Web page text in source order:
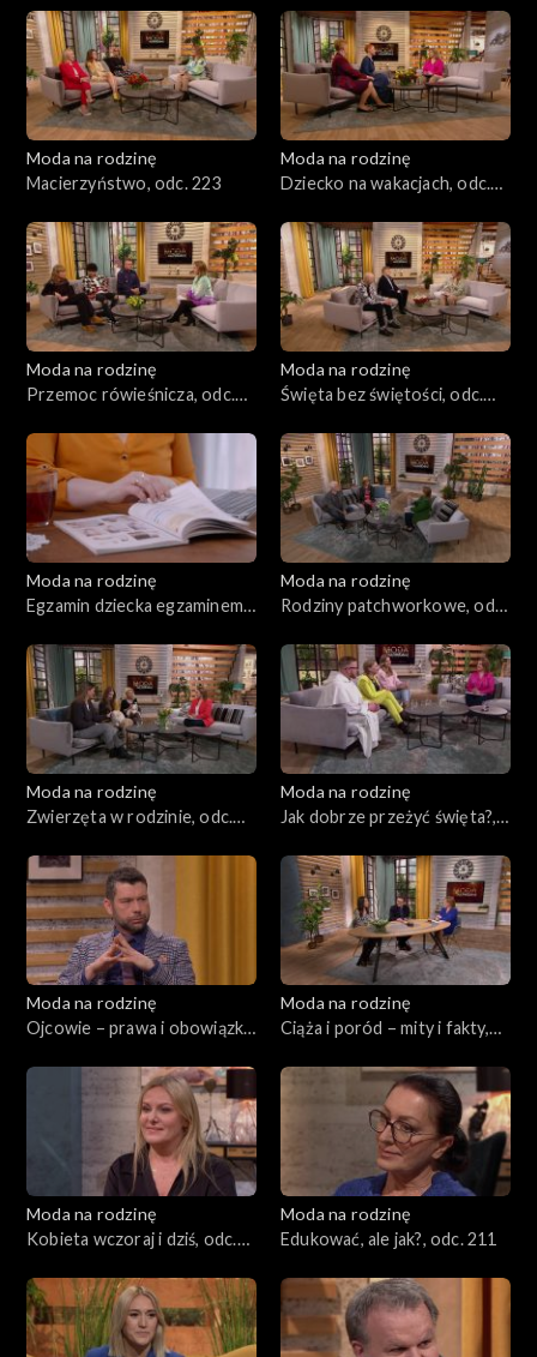
Moda na rodzinę
Macierzyństwo, odc. 223
Moda na rodzinę
Dziecko na wakacjach, odc.
Moda na rodzinę
Przemoc rówieśnicza, odc.
Moda na rodzinę
Święta bez świętości, odc.
Moda na rodzinę
Egzamin dziecka egzaminem
Moda na rodzinę
Rodziny patchworkowe, odc.
Moda na rodzinę
Zwierzęta w rodzinie, odc.
Moda na rodzinę
Jak dobrze przeżyć święta?,
Moda na rodzinę
Ojcowie – prawa i obowiązki,
Moda na rodzinę
Ciąża i poród – mity i fakty,
Moda na rodzinę
Kobieta wczoraj i dziś, odc.
Moda na rodzinę
Edukować, ale jak?, odc. 211